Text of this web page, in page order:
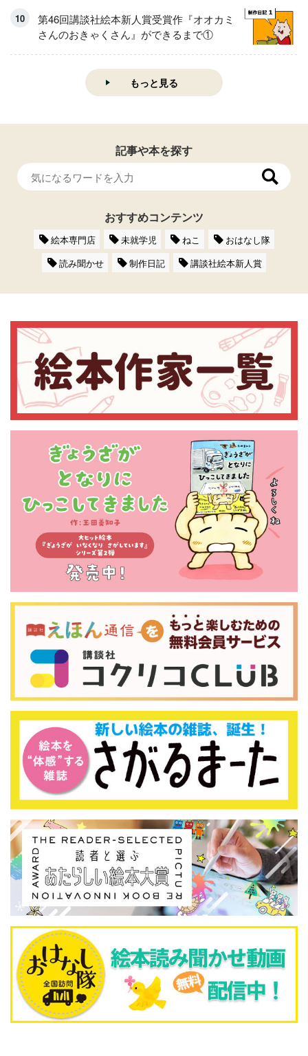
第46回講談社絵本新人賞受賞作『オオカミ
さんのおきゃくさん』ができるまで①
もっと見る
記事や本を探す
おすすめコンテンツ
絵本専門店 未就学児 ねこ
おはなし隊
読み聞かせ
制作日記 講談社絵本新人賞